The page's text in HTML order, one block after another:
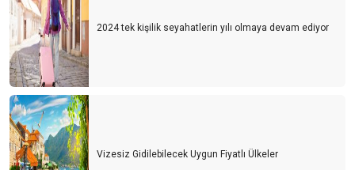
2024 tek kişilik seyahatlerin yılı olmaya devam ediyor
Vizesiz Gidilebilecek Uygun Fiyatlı Ülkeler